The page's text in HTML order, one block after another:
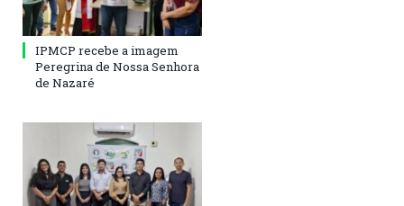
IPMCP recebe a imagem
Peregrina de Nossa Senhora
de Nazaré